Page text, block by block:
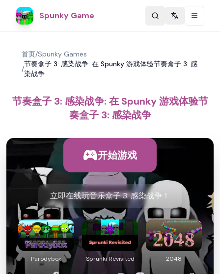
Spunky Game Change
首页/Spunky Games
/
节奏盒子 3: 感染战争: 在 Spunky 游戏体验节奏盒子 3: 感
染战争
节奏盒子 3: 感染战争: 在 Spunky 游戏体验节
奏盒子 3: 感染战争
开始游戏
立即在线玩音乐盒子 3: 感染战争！
Parodybox Sprunki Revisited 2048